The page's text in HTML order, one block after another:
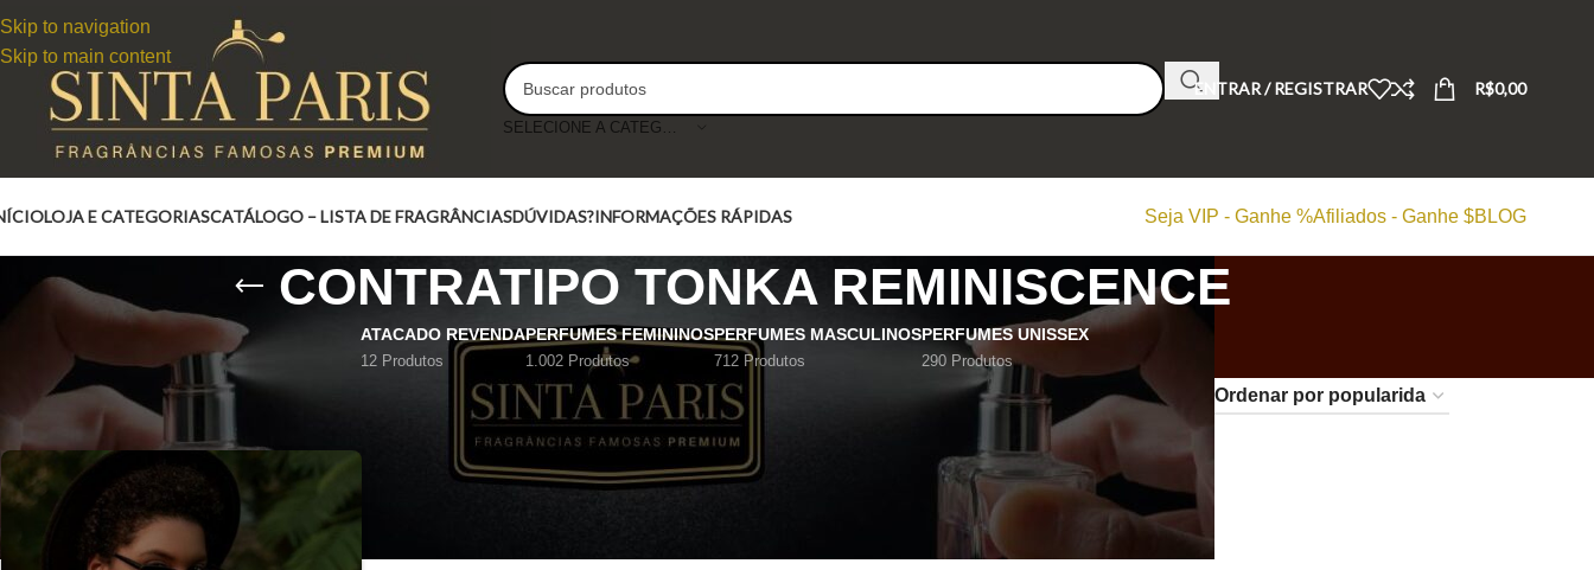
Skip to navigation
Skip to main content
SELECIONE A CATEGORIA
ENTRAR / REGISTRAR R$0,00
LOJA E CATEGORIASCATÁLOGO – LISTA DE FRAGRÂNCIASDÚVIDAS?INFORMAÇÕES RÁPIDAS Seja VIP - Ganhe %Afiliados - Ganhe $BLOG
CONTRATIPO TONKA REMINISCENCE
ATACADO REVENDA
12 Produtos
PERFUMES FEMININOS
1.002 Produtos
PERFUMES MASCULINOS
712 Produtos
PERFUMES UNISSEX
290 Produtos
CONTRATIPO TONKA REMINISCENCE Mostrar 9 12 18 24